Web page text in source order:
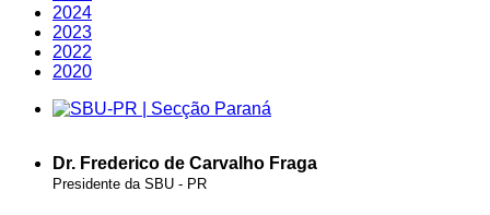
2024
2023
2022
2020
Dr. Frederico de Carvalho Fraga
Presidente da SBU - PR